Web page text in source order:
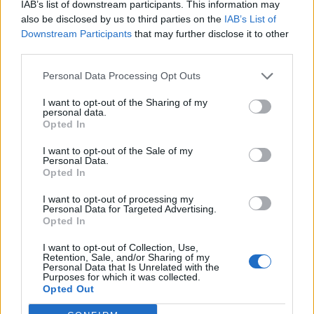
IAB’s list of downstream participants. This information may
also be disclosed by us to third parties on the IAB’s List of
Downstream Participants that may further disclose it to other
Personal Data Processing Opt Outs
I want to opt-out of the Sharing of my
personal data.
Opted In
I want to opt-out of the Sale of my
Personal Data.
Opted In
I want to opt-out of processing my
Personal Data for Targeted Advertising.
Opted In
I want to opt-out of Collection, Use,
Retention, Sale, and/or Sharing of my
Personal Data that Is Unrelated with the
Purposes for which it was collected.
Opted Out
"εξοικονομήσουμε ενέργεια".
Ελλάδα
Παραλύει η χώρα από τη 24ωρη απεργία
ΓΣΕΕ και ΑΔΕΔΥ ενάντια στο νέο εργασιακό
νομοσχέδιο